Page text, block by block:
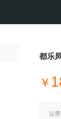
都乐
￥
运费